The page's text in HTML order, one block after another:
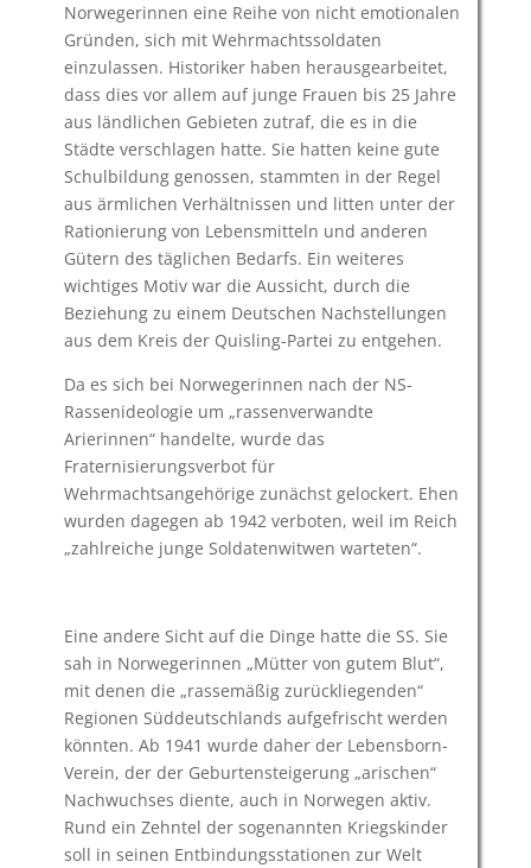
Norwegerinnen eine Reihe von nicht emotionalen
Gründen, sich mit Wehrmachtssoldaten
einzulassen. Historiker haben herausgearbeitet,
dass dies vor allem auf junge Frauen bis 25 Jahre
aus ländlichen Gebieten zutraf, die es in die
Städte verschlagen hatte. Sie hatten keine gute
Schulbildung genossen, stammten in der Regel
aus ärmlichen Verhältnissen und litten unter der
Rationierung von Lebensmitteln und anderen
Gütern des täglichen Bedarfs. Ein weiteres
wichtiges Motiv war die Aussicht, durch die
Beziehung zu einem Deutschen Nachstellungen
aus dem Kreis der Quisling-Partei zu entgehen.
Da es sich bei Norwegerinnen nach der NS-
Rassenideologie um „rassenverwandte
Arierinnen“ handelte, wurde das
Fraternisierungsverbot für
Wehrmachtsangehörige zunächst gelockert. Ehen
wurden dagegen ab 1942 verboten, weil im Reich
„zahlreiche junge Soldatenwitwen warteten“.
Eine andere Sicht auf die Dinge hatte die SS. Sie
sah in Norwegerinnen „Mütter von gutem Blut“,
mit denen die „rassemäßig zurückliegenden“
Regionen Süddeutschlands aufgefrischt werden
könnten. Ab 1941 wurde daher der Lebensborn-
Verein, der der Geburtensteigerung „arischen“
Nachwuchses diente, auch in Norwegen aktiv.
Rund ein Zehntel der sogenannten Kriegskinder
soll in seinen Entbindungsstationen zur Welt